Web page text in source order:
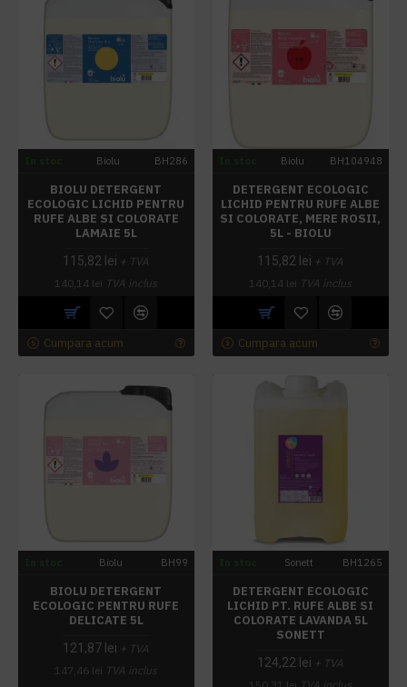
Biolu BH286
BIOLU DETERGENT
ECOLOGIC LICHID PENTRU
RUFE ALBE SI COLORATE
LAMAIE 5L
115,82 lei + TVA
140,14 lei TVA inclus
Cumpara acum
Biolu BH104948
DETERGENT ECOLOGIC
LICHID PENTRU RUFE ALBE
SI COLORATE, MERE ROSII,
5L - BIOLU
115,82 lei + TVA
140,14 lei TVA inclus
Cumpara acum
Biolu BH99
BIOLU DETERGENT
ECOLOGIC PENTRU RUFE
DELICATE 5L
121,87 lei + TVA
147,46 lei TVA inclus
Sonett BH1265
DETERGENT ECOLOGIC
LICHID PT. RUFE ALBE SI
COLORATE LAVANDA 5L
SONETT
124,22 lei + TVA